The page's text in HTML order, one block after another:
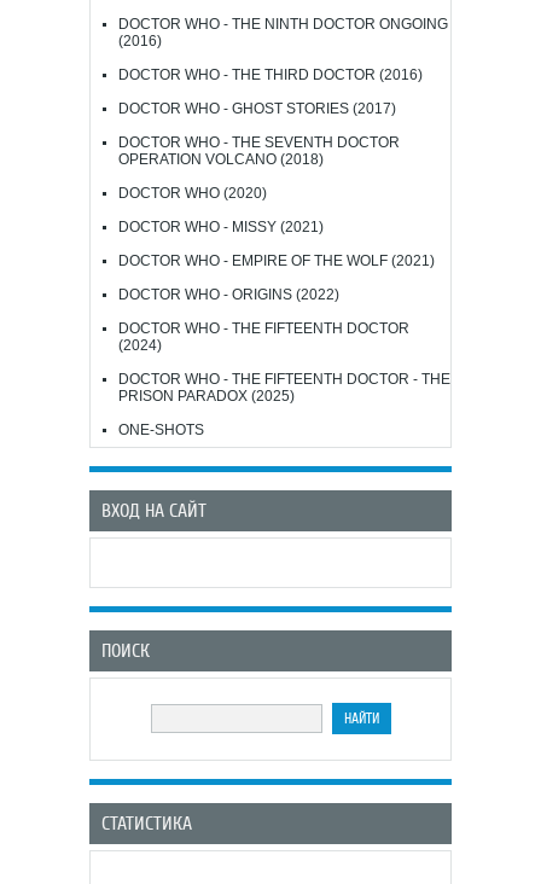
DOCTOR WHO - THE NINTH DOCTOR ONGOING
(2016)
DOCTOR WHO - THE THIRD DOCTOR (2016)
DOCTOR WHO - GHOST STORIES (2017)
DOCTOR WHO - THE SEVENTH DOCTOR
OPERATION VOLCANO (2018)
DOCTOR WHO (2020)
DOCTOR WHO - MISSY (2021)
DOCTOR WHO - EMPIRE OF THE WOLF (2021)
DOCTOR WHO - ORIGINS (2022)
DOCTOR WHO - THE FIFTEENTH DOCTOR
(2024)
DOCTOR WHO - THE FIFTEENTH DOCTOR - THE
PRISON PARADOX (2025)
ONE-SHOTS
ВХОД НА САЙТ
ПОИСК
СТАТИСТИКА